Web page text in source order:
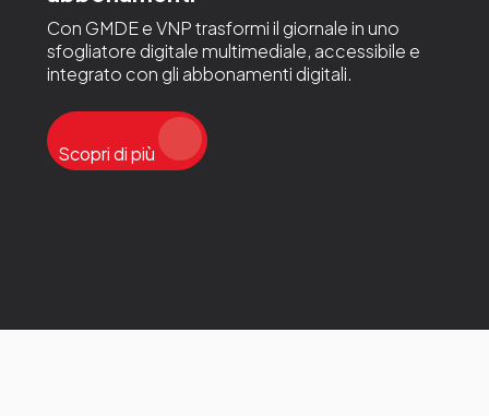
Con GMDE e VNP trasformi il giornale in uno
sfogliatore digitale multimediale, accessibile e
integrato con gli abbonamenti digitali.
Scopri di più